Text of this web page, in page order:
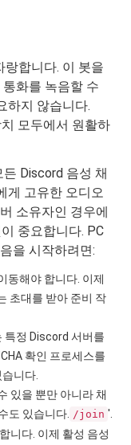
랑합니다. 이 봇을
화를 녹음할 수
하지 않습니다.
모두에서 원활하
Discord 음성 채
게 고유한 오디오
소유자인 경우에
중요합니다. PC
을 시작하려면:
동해야 합니다. 이제
초대를 받아 준비 작
특정 Discord 서버를
확인 프로세스를
니다.
있을 뿐만 아니라 채
도 있습니다. /join '.
니다. 이제 활성 음성